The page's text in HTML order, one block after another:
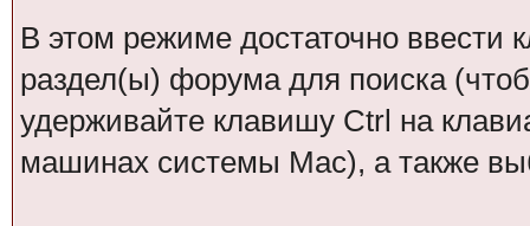
В этом режиме достаточно ввести
раздел(ы) форума для поиска
удерживайте клавишу Ctrl на
машинах системы Mac), а также